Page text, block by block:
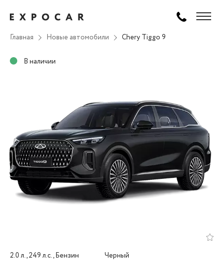
Главная Новые автомобили Chery Tiggo 9
В наличии
2.0 л., 249 л.с., Бензин
Черный